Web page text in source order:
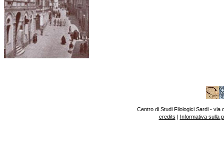
Centro di Studi Filologici Sardi - via
credits | Informativa sulla